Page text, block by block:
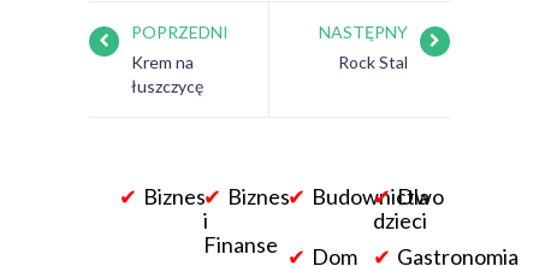
POPRZEDNI
Krem na
łuszczycę
NASTĘPNY
Rock Stal
Biznes
Biznes
i
Finanse
Budownictwo
Dla
dzieci
Dom
Gastronomia